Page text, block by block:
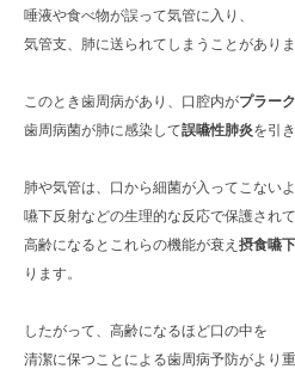
唾液や食べ物が誤って気管に入り、
気管支、肺に送られてしまうことがありま
このとき歯周病があり、口腔内がプラー
歯周病菌が肺に感染して誤嚥性肺炎を引
肺や気管は、口から細菌が入ってこない
嚥下反射などの生理的な反応で保護されて
高齢になるとこれらの機能が衰え 摂食嚥
ります。
したがって、高齢になるほど口の中を
清潔に保つことによる歯周病予防がより重